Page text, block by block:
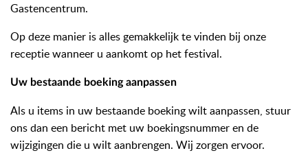
Gastencentrum.
Op deze manier is alles gemakkelijk te vinden bij onze
receptie wanneer u aankomt op het festival.
Uw bestaande boeking aanpassen
Als u items in uw bestaande boeking wilt aanpassen, stuur
ons dan een bericht met uw boekingsnummer en de
wijzigingen die u wilt aanbrengen. Wij zorgen ervoor.